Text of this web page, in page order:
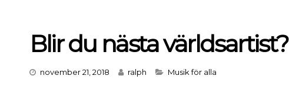
Blir du nästa världsartist?
november 21, 2018 ralph Categories
Musik för alla